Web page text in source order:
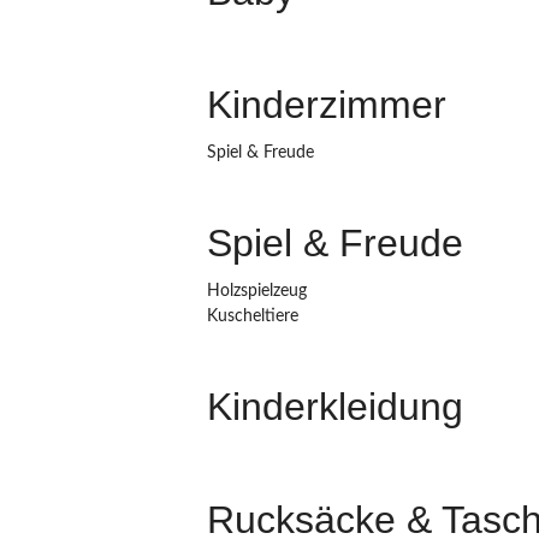
Kinderzimmer
Spiel & Freude
Spiel & Freude
Holzspielzeug
Kuscheltiere
Kinderkleidung
Rucksäcke &